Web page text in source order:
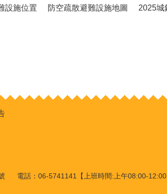
設施位置 防空疏散避難設施地圖 2025城
電話：06-5741141【上班時間:上午08:00-12:00